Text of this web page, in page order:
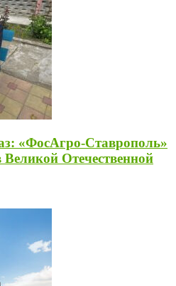
«ФосАгро-Ставрополь»
Великой Отечественной